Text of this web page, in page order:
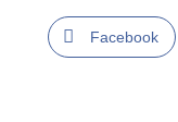
Facebook